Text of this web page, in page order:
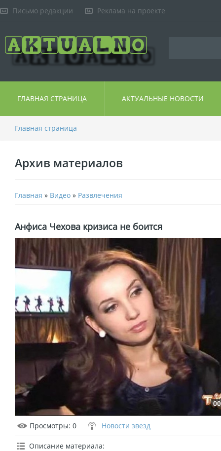
Письмо редакции Реклама на проекте
ГЛАВНАЯ СТРАНИЦА АКТУАЛЬНЫЕ НОВОСТИ
Главная страница
Архив материалов
Главная » Видео » Развлечения
Анфиса Чехова кризиса не боится
Просмотры: 0 Новости звезд
Описание материала: